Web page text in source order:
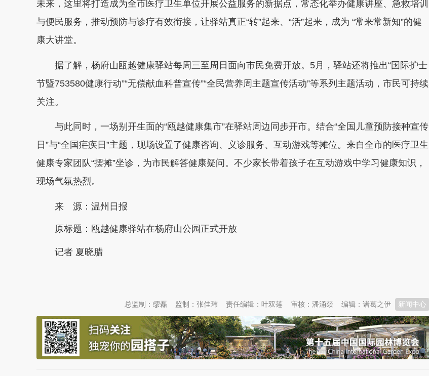
未来，这里将打造成为全市医疗卫生单位开展公益服务的新据点，常态化举办健康讲座、急救培训
与便民服务，推动预防与诊疗有效衔接，让驿站真正“转”起来、“活”起来，成为 “常来常新知”的健
康大讲堂。
据了解，杨府山瓯越健康驿站每周三至周日面向市民免费开放。5月，驿站还将推出“国际护士
节暨753580健康行动”“无偿献血科普宣传”“全民营养周主题宣传活动”等系列主题活动，市民可持续
关注。
与此同时，一场别开生面的“瓯越健康集市”在驿站周边同步开市。结合“全国儿童预防接种宣传
日”与“全国疟疾日”主题，现场设置了健康咨询、义诊服务、互动游戏等摊位。来自全市的医疗卫生
健康专家团队“摆摊”坐诊，为市民解答健康疑问。不少家长带着孩子在互动游戏中学习健康知识，
现场气氛热烈。
来 源：温州日报
原标题： 瓯越健康驿站在杨府山公园正式开放
记者 夏晓腊
新闻中心
编辑：诸葛之伊
审核：潘涌燚
责任编辑：叶双莲
监制：张佳玮
总监制：缪磊